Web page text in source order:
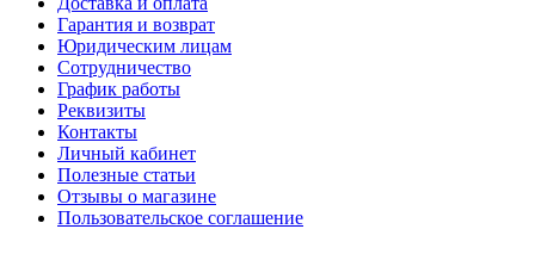
Гарантия и возврат
Юридическим лицам
Сотрудничество
График работы
Реквизиты
Контакты
Личный кабинет
Полезные статьи
Отзывы о магазине
Пользовательское соглашение